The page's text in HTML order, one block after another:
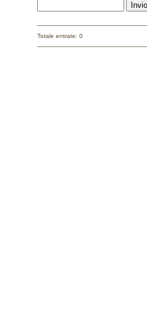
Totale entrate: 0